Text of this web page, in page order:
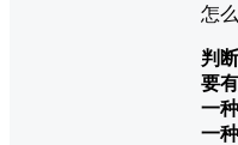
怎
判
要
一
一